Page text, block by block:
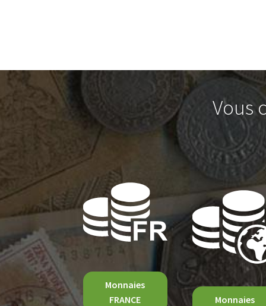
Vous
Monnaies
FRANCE
Monnaies